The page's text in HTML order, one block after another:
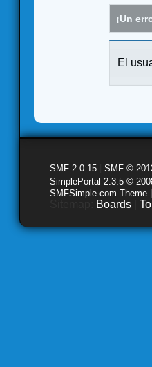
¡Un
El
SMF 2.0.15 SMF ©
SimplePortal 2.3.5 ©
SMFSimple.com Theme
Boards